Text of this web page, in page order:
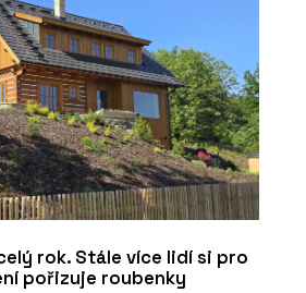
rok. Stále více lidí si pro
pořizuje roubenky